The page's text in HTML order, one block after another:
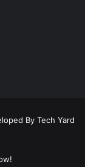
By Tech Yard